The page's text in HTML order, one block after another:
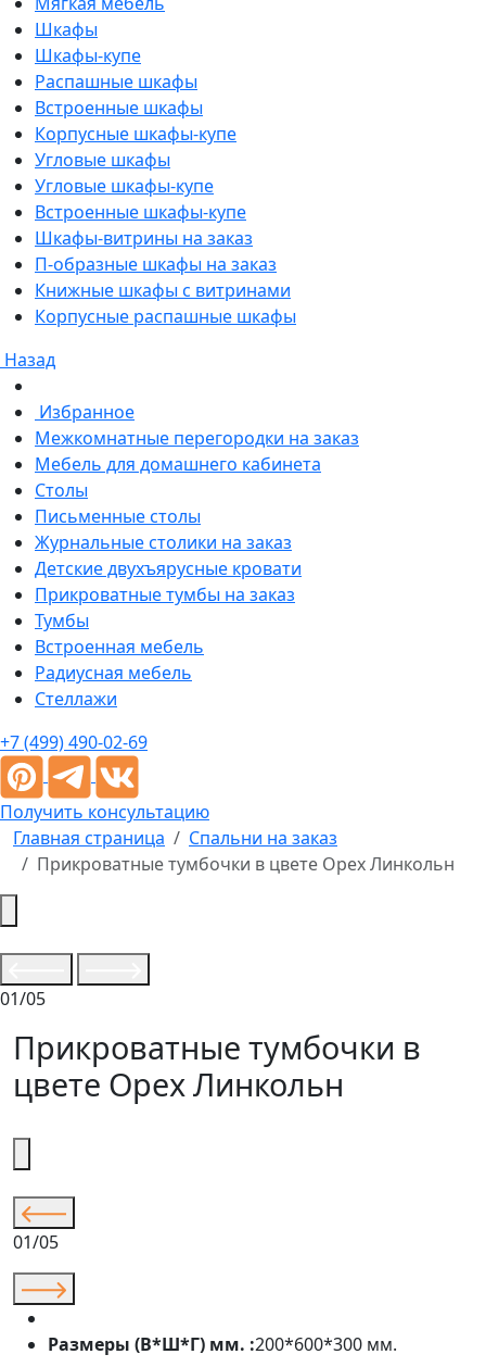
Шкафы
Шкафы-купе
Распашные шкафы
Встроенные шкафы
Корпусные шкафы-купе
Угловые шкафы
Угловые шкафы-купе
Встроенные шкафы-купе
Шкафы-витрины на заказ
П-образные шкафы на заказ
Книжные шкафы с витринами
Корпусные распашные шкафы
Назад
Избранное
Межкомнатные перегородки на заказ
Мебель для домашнего кабинета
Столы
Письменные столы
Журнальные столики на заказ
Детские двухъярусные кровати
Прикроватные тумбы на заказ
Тумбы
Встроенная мебель
Радиусная мебель
Стеллажи
+7 (499) 490-02-69
Получить консультацию
Главная страница
Спальни на заказ
Прикроватные тумбочки в цвете Орех Линкольн
01/05
Прикроватные тумбочки в
цвете Орех Линкольн
01/05
Размеры (В*Ш*Г) мм. :200*600*300 мм.